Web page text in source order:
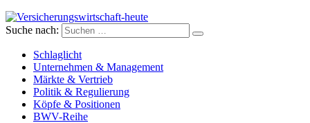
Versicherungswirtschaft-heute
Suche nach:
Schlaglicht
Unternehmen & Management
Märkte & Vertrieb
Politik & Regulierung
Köpfe & Positionen
BWV-Reihe